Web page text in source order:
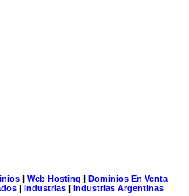
| Web Hosting | Dominios En Venta
| Industrias | Industrias Argentinas